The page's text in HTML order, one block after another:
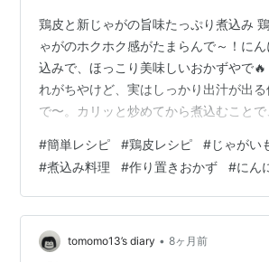
鶏皮と新じゃがの旨味たっぷり煮込み
ゃがのホクホク感がたまらんで～！に
込みで、ほっこり美味しいおかずやで
れがちやけど、実はしっかり出汁が出
で〜。カリッと炒めてから煮込むことで
ながらガッツリ満足感も欲しい日にぴっ
料（2〜3人分） 鶏皮：150g 新じゃが：
め） 玉ねぎ：1個 にんにく：1片 しょ
ん：大さじ1 砂糖：小さじ2 だし（また
素）：400ml 塩、こしょう：適量 ごま
#簡単レシピ #鶏皮レシピ #じゃがい
#煮込み料理 #作り置きおかず #にん
tomomo13’s diary • 8ヶ月前